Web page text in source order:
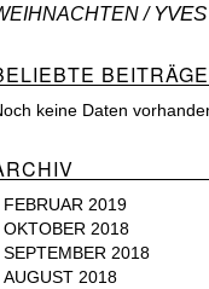
BEITRÄGE
keine Daten
FEBRUAR 2019
OKTOBER 2018
SEPTEMBER 2018
AUGUST 2018